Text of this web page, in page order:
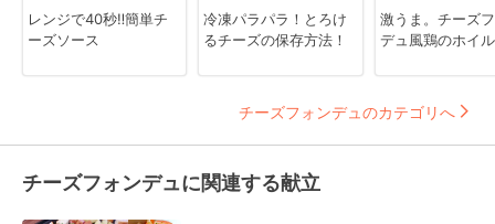
レンジで40秒‼︎簡単チ
ーズソース
冷凍パラパラ！とろけ
るチーズの保存方法！
激うま。チーズ
デュ風鶏のホイ
チーズフォンデュのカテゴリへ
チーズフォンデュに関連する献立